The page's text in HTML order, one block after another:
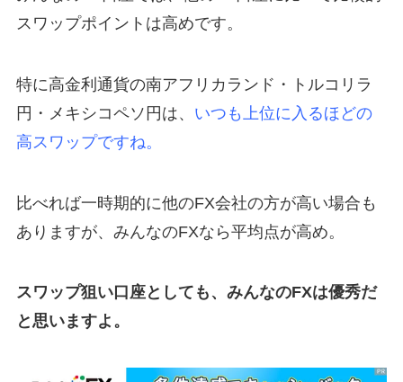
スワップポイントは高めです。
特に高金利通貨の南アフリカランド・トルコリラ
円・メキシコペソ円は、 いつも上位に入るほどの
高スワップですね。
比べれば一時期的に他のFX会社の方が高い場合も
ありますが、みんなのFXなら平均点が高め。
スワップ狙い口座としても、みんなのFXは優秀だ
と思いますよ。